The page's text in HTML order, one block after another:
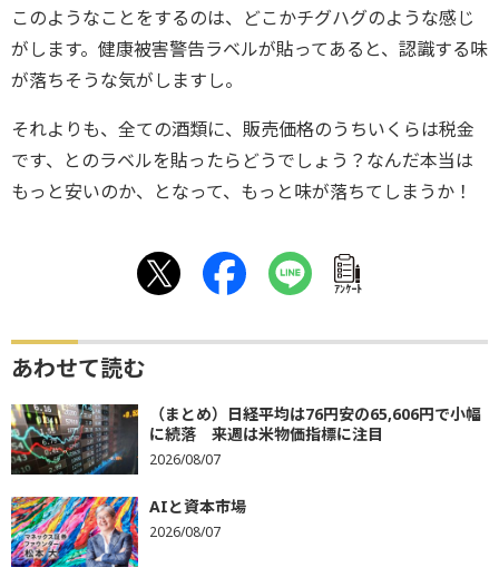
このようなことをするのは、どこかチグハグのような感じ
がします。健康被害警告ラベルが貼ってあると、認識する味
が落ちそうな気がしますし。
それよりも、全ての酒類に、販売価格のうちいくらは税金
です、とのラベルを貼ったらどうでしょう？なんだ本当は
もっと安いのか、となって、もっと味が落ちてしまうか！
ｱﾝｹｰﾄ
あわせて読む
（まとめ）日経平均は76円安の65,606円で小幅
に続落 来週は米物価指標に注目
2026/08/07
AIと資本市場
2026/08/07